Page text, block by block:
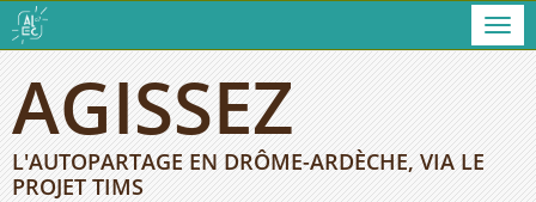
AGISSEZ
L'AUTOPARTAGE EN DRÔME-ARDÈCHE, VIA LE
PROJET TIMS